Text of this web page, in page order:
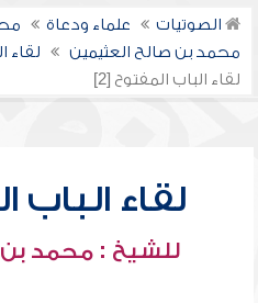
الصوتيات علماء ودعاة
محمد بن صالح العثيمين
لقاء
لقاء الباب المفتوح [2]
لقاء الباب
للشيخ : محمد بن